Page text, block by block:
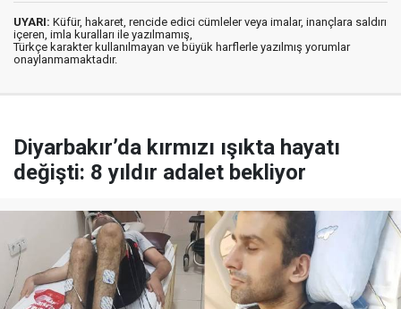
UYARI: Küfür, hakaret, rencide edici cümleler veya imalar, inançlara saldırı
içeren, imla kuralları ile yazılmamış,
Türkçe karakter kullanılmayan ve büyük harflerle yazılmış yorumlar
onaylanmamaktadır.
Diyarbakır’da kırmızı ışıkta hayatı
değişti: 8 yıldır adalet bekliyor